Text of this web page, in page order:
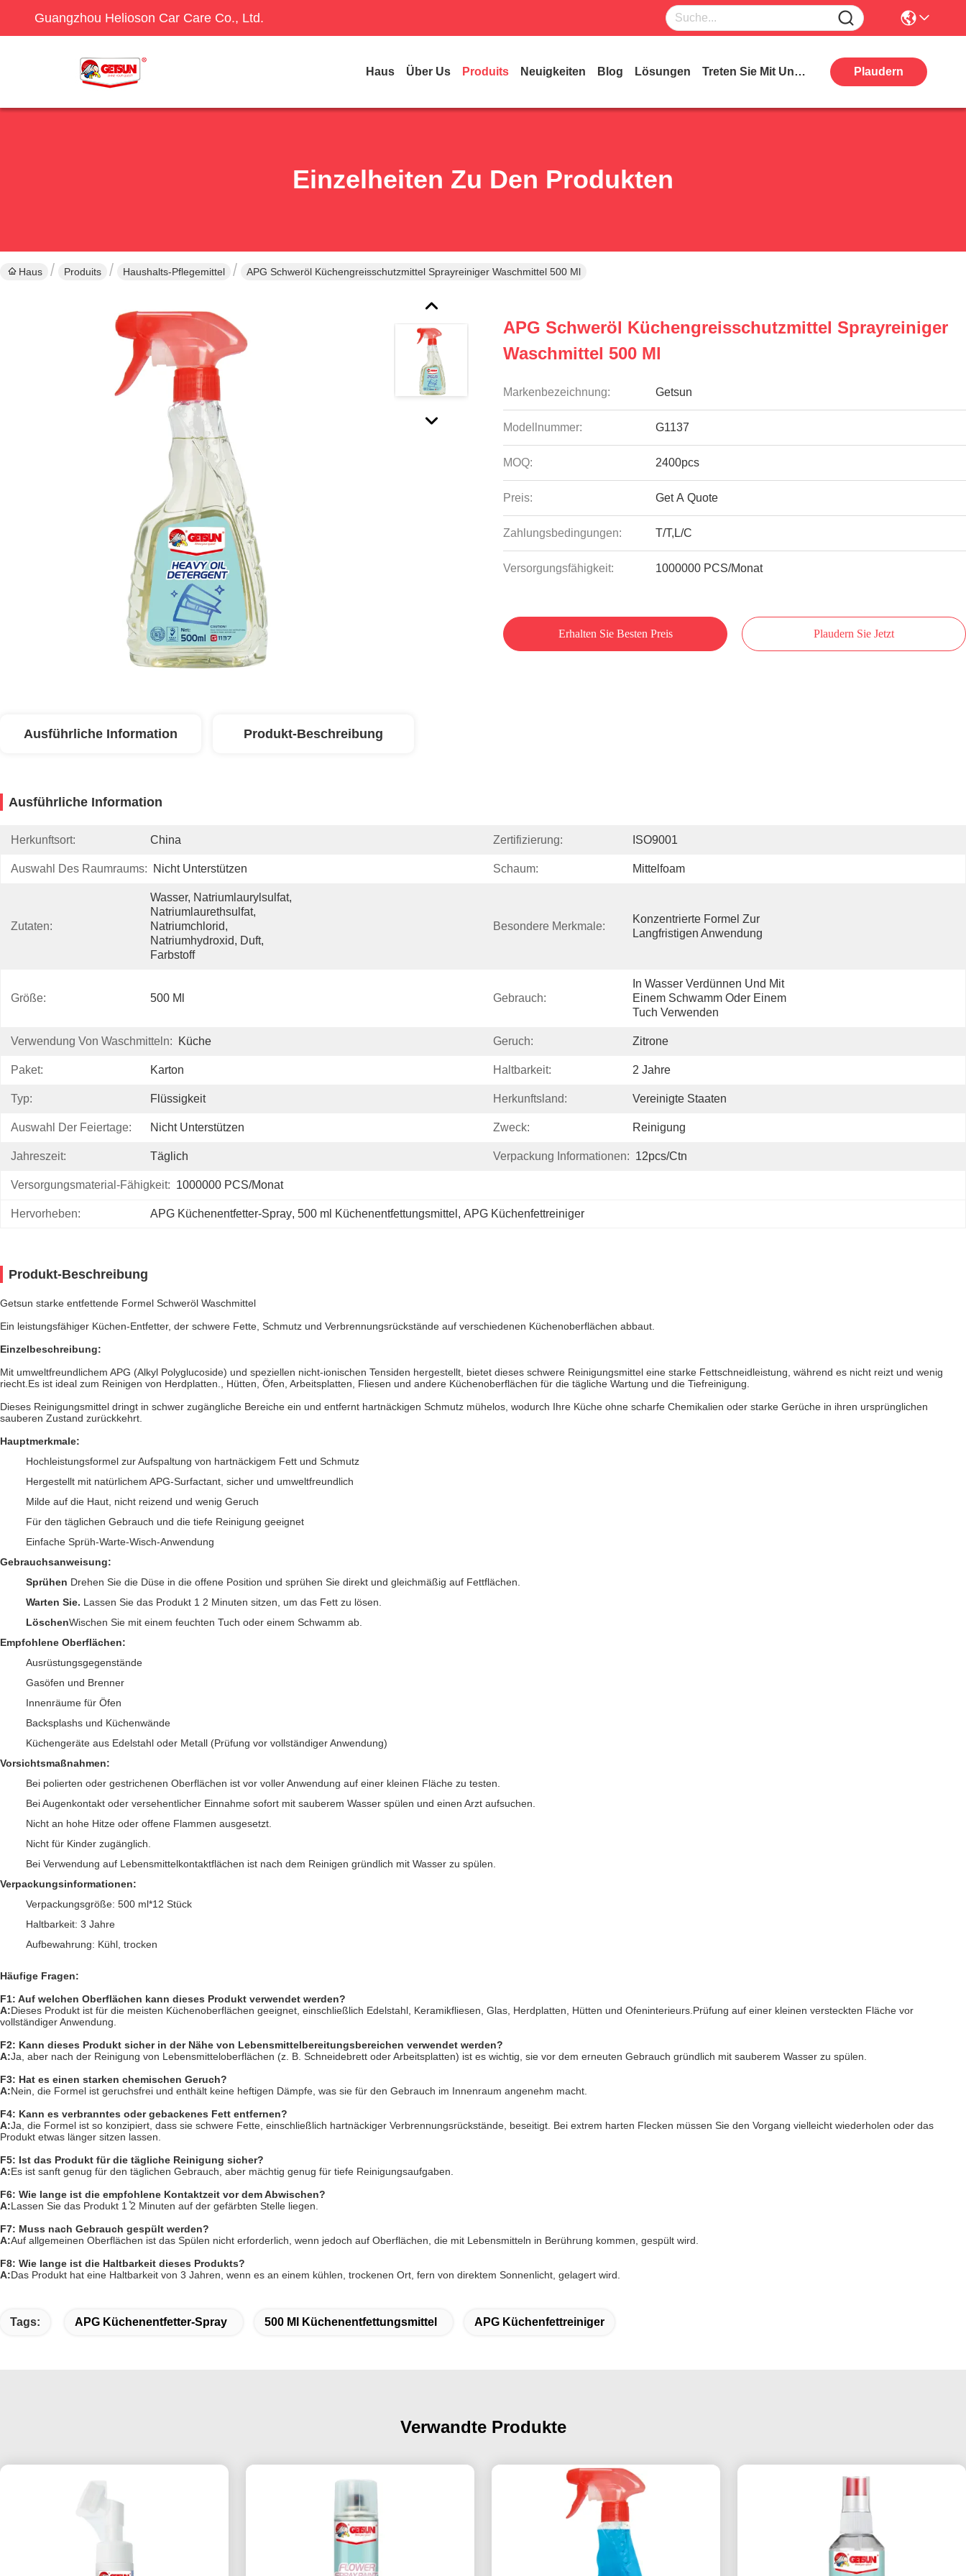
Guangzhou Helioson Car Care Co., Ltd.
Haus Über Us Produits Neuigkeiten Blog Lösungen Treten Sie Mit Uns In Verbindung Plaudern
Einzelheiten Zu Den Produkten
Haus Produits Haushalts-Pflegemittel APG Schweröl Küchengreisschutzmittel Sprayreiniger Waschmittel 500 Ml
APG Schweröl Küchengreisschutzmittel Sprayreiniger
Waschmittel 500 Ml
Markenbezeichnung: Getsun
Modellnummer: G1137
MOQ: 2400pcs
Preis: Get A Quote
Zahlungsbedingungen: T/T,L/C
Versorgungsfähigkeit: 1000000 PCS/Monat
Erhalten Sie Besten Preis Plaudern Sie Jetzt
Ausführliche Information Produkt-Beschreibung
Ausführliche Information
Herkunftsort: China Zertifizierung: ISO9001
Auswahl Des Raumraums: Nicht Unterstützen Schaum: Mittelfoam
Zutaten:
Wasser, Natriumlaurylsulfat,
Natriumlaurethsulfat,
Natriumchlorid,
Natriumhydroxid, Duft,
Farbstoff
Besondere Merkmale:
Konzentrierte Formel Zur
Langfristigen Anwendung
Größe: 500 Ml Gebrauch:
In Wasser Verdünnen Und Mit
Einem Schwamm Oder Einem
Tuch Verwenden
Verwendung Von Waschmitteln: Küche Geruch: Zitrone
Paket: Karton Haltbarkeit: 2 Jahre
Typ: Flüssigkeit Herkunftsland: Vereinigte Staaten
Auswahl Der Feiertage: Nicht Unterstützen Zweck: Reinigung
Jahreszeit: Täglich Verpackung Informationen: 12pcs/ctn
Versorgungsmaterial-Fähigkeit: 1000000 PCS/Monat
Hervorheben: APG Küchenentfetter-Spray, 500 ml Küchenentfettungsmittel , APG Küchenfettreiniger
Produkt-Beschreibung
Getsun starke entfettende Formel Schweröl Waschmittel
Ein leistungsfähiger Küchen-Entfetter, der schwere Fette, Schmutz und Verbrennungsrückstände auf verschiedenen Küchenoberflächen abbaut.
Einzelbeschreibung:
Mit umweltfreundlichem APG (Alkyl Polyglucoside) und speziellen nicht-ionischen Tensiden hergestellt, bietet dieses schwere Reinigungsmittel eine starke Fettschneidleistung, während es nicht reizt und wenig
riecht.Es ist ideal zum Reinigen von Herdplatten., Hütten, Öfen, Arbeitsplatten, Fliesen und andere Küchenoberflächen für die tägliche Wartung und die Tiefreinigung.
Dieses Reinigungsmittel dringt in schwer zugängliche Bereiche ein und entfernt hartnäckigen Schmutz mühelos, wodurch Ihre Küche ohne scharfe Chemikalien oder starke Gerüche in ihren ursprünglichen
sauberen Zustand zurückkehrt.
Hauptmerkmale:
Hochleistungsformel zur Aufspaltung von hartnäckigem Fett und Schmutz
Hergestellt mit natürlichem APG-Surfactant, sicher und umweltfreundlich
Milde auf die Haut, nicht reizend und wenig Geruch
Für den täglichen Gebrauch und die tiefe Reinigung geeignet
Einfache Sprüh-Warte-Wisch-Anwendung
Gebrauchsanweisung:
Sprühen ️ Drehen Sie die Düse in die offene Position und sprühen Sie direkt und gleichmäßig auf Fettflächen.
Warten Sie. Lassen Sie das Produkt 1 2 Minuten sitzen, um das Fett zu lösen.
LöschenWischen Sie mit einem feuchten Tuch oder einem Schwamm ab.
Empfohlene Oberflächen:
Ausrüstungsgegenstände
Gasöfen und Brenner
Innenräume für Öfen
Backsplashs und Küchenwände
Küchengeräte aus Edelstahl oder Metall (Prüfung vor vollständiger Anwendung)
Vorsichtsmaßnahmen:
Bei polierten oder gestrichenen Oberflächen ist vor voller Anwendung auf einer kleinen Fläche zu testen.
Bei Augenkontakt oder versehentlicher Einnahme sofort mit sauberem Wasser spülen und einen Arzt aufsuchen.
Nicht an hohe Hitze oder offene Flammen ausgesetzt.
Nicht für Kinder zugänglich.
Bei Verwendung auf Lebensmittelkontaktflächen ist nach dem Reinigen gründlich mit Wasser zu spülen.
Verpackungsinformationen:
Verpackungsgröße: 500 ml*12 Stück
Haltbarkeit: 3 Jahre
Aufbewahrung: Kühl, trocken
Häufige Fragen:
F1: Auf welchen Oberflächen kann dieses Produkt verwendet werden?
A:Dieses Produkt ist für die meisten Küchenoberflächen geeignet, einschließlich Edelstahl, Keramikfliesen, Glas, Herdplatten, Hütten und Ofeninterieurs.Prüfung auf einer kleinen versteckten Fläche vor
vollständiger Anwendung.
F2: Kann dieses Produkt sicher in der Nähe von Lebensmittelbereitungsbereichen verwendet werden?
A:Ja, aber nach der Reinigung von Lebensmitteloberflächen (z. B. Schneidebrett oder Arbeitsplatten) ist es wichtig, sie vor dem erneuten Gebrauch gründlich mit sauberem Wasser zu spülen.
F3: Hat es einen starken chemischen Geruch?
A:Nein, die Formel ist geruchsfrei und enthält keine heftigen Dämpfe, was sie für den Gebrauch im Innenraum angenehm macht.
F4: Kann es verbranntes oder gebackenes Fett entfernen?
A:Ja, die Formel ist so konzipiert, dass sie schwere Fette, einschließlich hartnäckiger Verbrennungsrückstände, beseitigt. Bei extrem harten Flecken müssen Sie den Vorgang vielleicht wiederholen oder das
Produkt etwas länger sitzen lassen.
F5: Ist das Produkt für die tägliche Reinigung sicher?
A:Es ist sanft genug für den täglichen Gebrauch, aber mächtig genug für tiefe Reinigungsaufgaben.
F6: Wie lange ist die empfohlene Kontaktzeit vor dem Abwischen?
A:Lassen Sie das Produkt 1 ̊2 Minuten auf der gefärbten Stelle liegen.
F7: Muss nach Gebrauch gespült werden?
A:Auf allgemeinen Oberflächen ist das Spülen nicht erforderlich, wenn jedoch auf Oberflächen, die mit Lebensmitteln in Berührung kommen, gespült wird.
F8: Wie lange ist die Haltbarkeit dieses Produkts?
A:Das Produkt hat eine Haltbarkeit von 3 Jahren, wenn es an einem kühlen, trockenen Ort, fern von direktem Sonnenlicht, gelagert wird.
Tags: APG Küchenentfetter-Spray 500 Ml Küchenentfettungsmittel APG Küchenfettreiniger
Verwandte Produkte